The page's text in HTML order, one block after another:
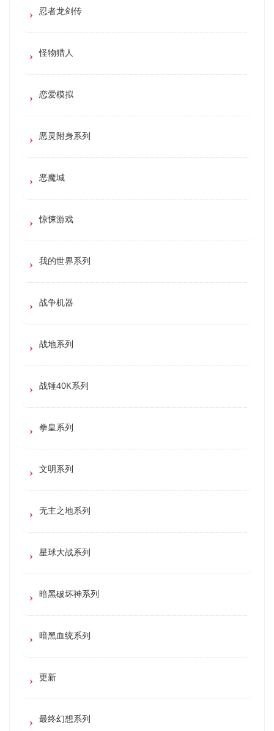
忍者龙剑传
怪物猎人
恋爱模拟
恶灵附身系列
恶魔城
惊悚游戏
我的世界系列
战争机器
战地系列
战锤40K系列
拳皇系列
文明系列
无主之地系列
星球大战系列
暗黑破坏神系列
暗黑血统系列
更新
最终幻想系列